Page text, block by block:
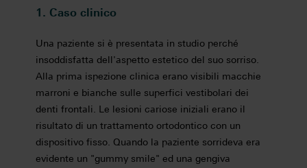
1. Caso clinico
Una paziente si è presentata in studio perché
insoddisfatta dell'aspetto estetico del suo sorriso.
Alla prima ispezione clinica erano visibili macchie
marroni e bianche sulle superfici vestibolari dei
denti frontali. Le lesioni cariose iniziali erano il
risultato di un trattamento ortodontico con un
dispositivo fisso. Quando la paziente sorrideva era
evidente un "gummy smile" ed una gengiva